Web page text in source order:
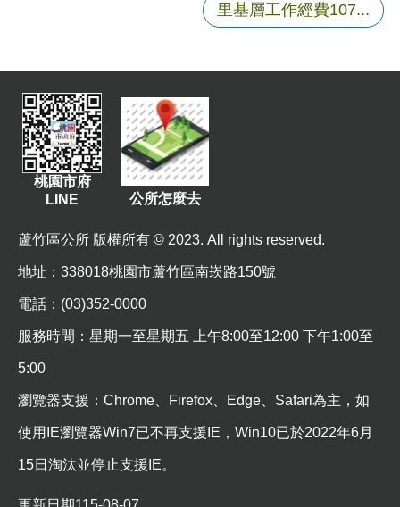
民
資
訊
訊
錄
相
資
料
回
首
里基層工作經費107...
桃園市府
LINE
公所怎麼去
蘆竹區公所 版權所有 © 2023. All rights reserved.
地址 ：338018桃園市蘆竹區南崁路150號
電話：(03)352-0000
服務時間：星期一至星期五 上午8:00至12:00 下午1:00至
5:00
瀏覽器支援：Chrome、Firefox、Edge、Safari為主，如
使用IE瀏覽器Win7已不再支援IE，Win10已於2022年6月
15日淘汰並停止支援IE。